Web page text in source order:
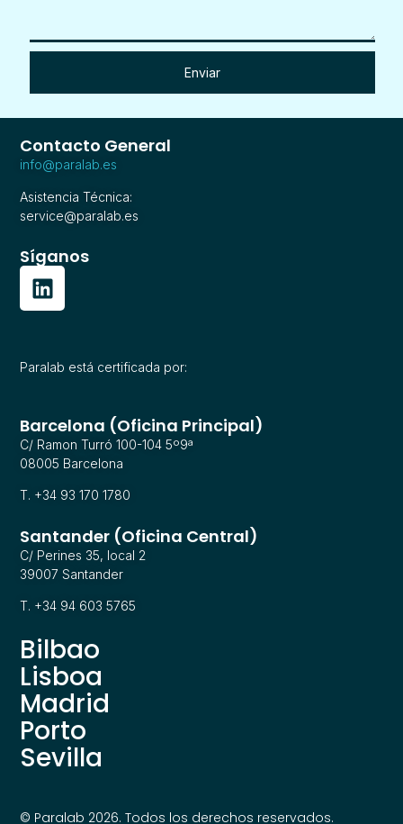
Enviar
Contacto General
info@paralab.es
Asistencia Técnica:
service@paralab.es
Síganos
Paralab está certificada por:
Barcelona (Oficina Principal)
C/ Ramon Turró 100-104 5º9ª
08005 Barcelona
T. +34 93 170 1780
Santander (Oficina Central)
C/ Perines 35, local 2
39007 Santander
T. +34 94 603 5765
Bilbao
Lisboa
Madrid
Porto
Sevilla
© Paralab 2026. Todos los derechos reservados.